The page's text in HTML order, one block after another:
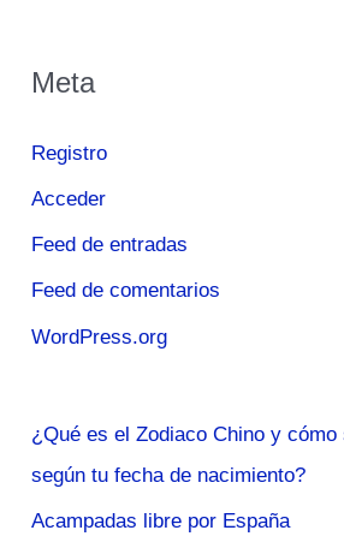
Meta
Registro
Acceder
Feed de entradas
Feed de comentarios
WordPress.org
¿Qué es el Zodiaco Chino y
según tu fecha de nacimiento?
Acampadas libre por España